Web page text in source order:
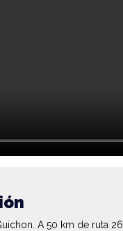
A 50 km de ruta 26